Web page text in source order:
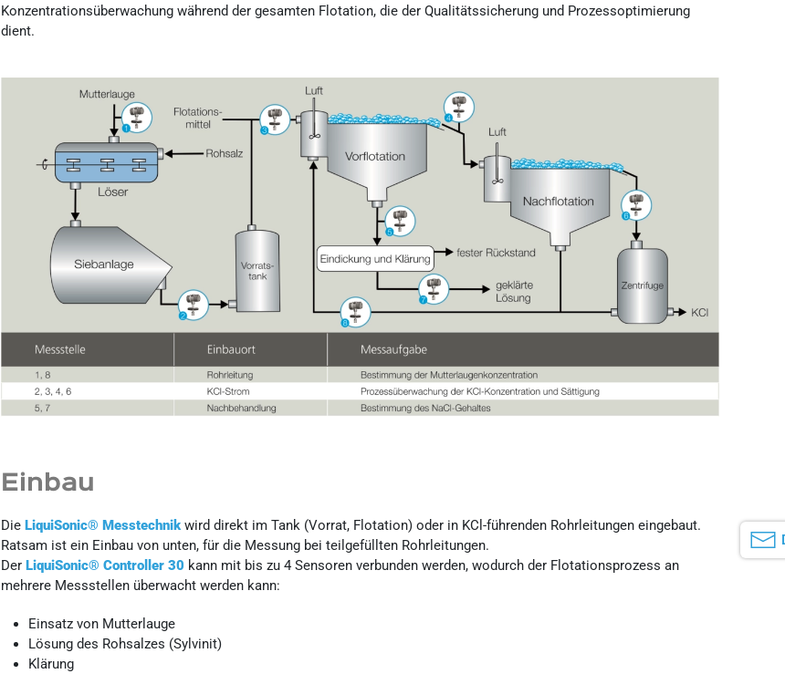
Konzentrationsüberwachung während der gesamten Flotation, die der Qualitätssicherung und Prozessoptimierung
dient.
Einbau
DieLiquiSonic® Messtechnikwird direkt im Tank (Vorrat, Flotation) oder in KCl-führenden Rohrleitungen eingebaut.
Ratsam ist ein Einbau von unten, für die Messung bei teilgefüllten Rohrleitungen.
DerLiquiSonic® Controller 30 kann mit bis zu 4 Sensoren verbunden werden, wodurch der Flotationsprozess an
mehrere Messstellen überwacht werden kann:
Einsatz von Mutterlauge
Lösung des Rohsalzes (Sylvinit)
Klärung